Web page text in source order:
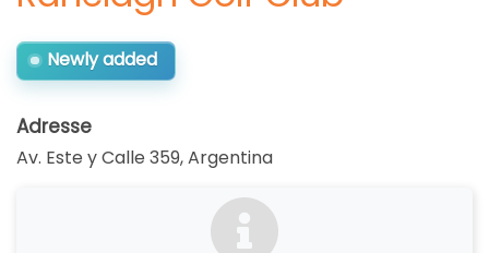
Newly added
Adresse
Av. Este y Calle 359,Argentina